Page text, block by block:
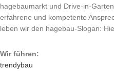
hagebaumarkt und Drive-in-
erfahrene und kompetente
leben wir den hagebau-Slogan:
Wir führen:
trendybau